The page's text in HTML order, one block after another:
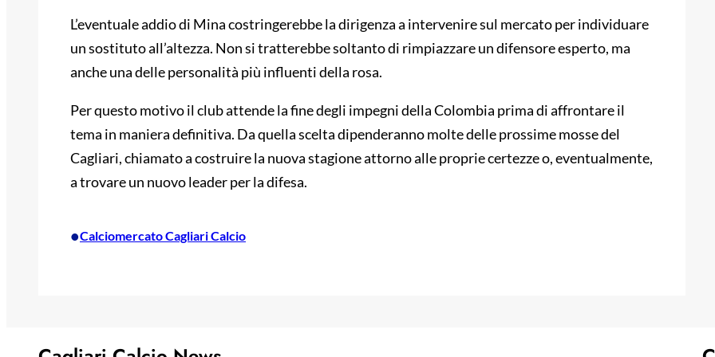
L’eventuale addio di Mina costringerebbe la dirigenza a intervenire sul mercato per individuare
un sostituto all’altezza. Non si tratterebbe soltanto di rimpiazzare un difensore esperto, ma
anche una delle personalità più influenti della rosa.
Per questo motivo il club attende la fine degli impegni della Colombia prima di affrontare il
tema in maniera definitiva. Da quella scelta dipenderanno molte delle prossime mosse del
Cagliari, chiamato a costruire la nuova stagione attorno alle proprie certezze o, eventualmente,
a trovare un nuovo leader per la difesa.
•Calciomercato Cagliari Calcio